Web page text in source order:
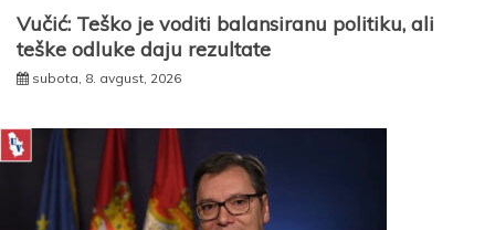
Vučić: Teško je voditi balansiranu politiku, ali
teške odluke daju rezultate
subota, 8. avgust, 2026